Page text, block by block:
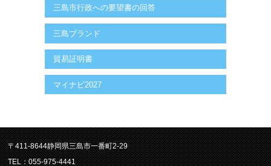
三島市行政への要望書の回答
三島ブランド
貿易証明書
マイナビ2027
〒411-8644静岡県三島市一番町2-29
TEL：055-975-4441